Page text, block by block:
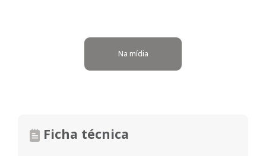
Na mídia
Ficha técnica